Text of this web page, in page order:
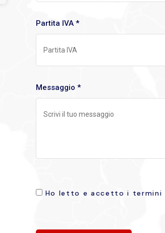
Partita IVA *
Messaggio *
Ho letto e accetto i termini